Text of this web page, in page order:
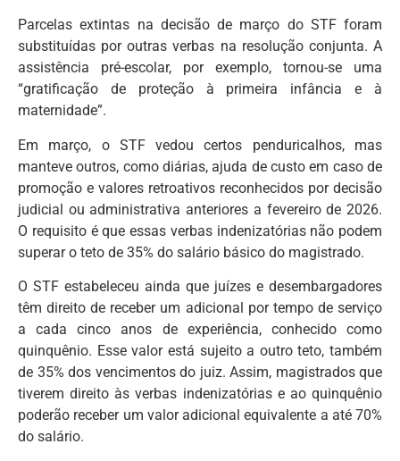
Parcelas extintas na decisão de março do STF foram
substituídas por outras verbas na resolução conjunta. A
assistência pré-escolar, por exemplo, tornou-se uma
“gratificação de proteção à primeira infância e à
maternidade”.
Em março, o STF vedou certos penduricalhos, mas
manteve outros, como diárias, ajuda de custo em caso de
promoção e valores retroativos reconhecidos por decisão
judicial ou administrativa anteriores a fevereiro de 2026.
O requisito é que essas verbas indenizatórias não podem
superar o teto de 35% do salário básico do magistrado.
O STF estabeleceu ainda que juízes e desembargadores
têm direito de receber um adicional por tempo de serviço
a cada cinco anos de experiência, conhecido como
quinquênio. Esse valor está sujeito a outro teto, também
de 35% dos vencimentos do juiz. Assim, magistrados que
tiverem direito às verbas indenizatórias e ao quinquênio
poderão receber um valor adicional equivalente a até 70%
do salário.